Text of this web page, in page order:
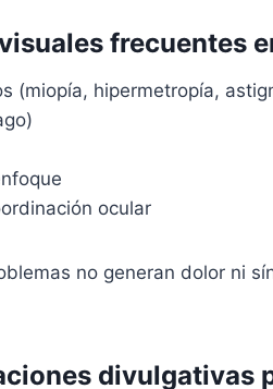
frecuentes
(miopía, hipermetropía,
ocular
no generan dolor ni
divulgativas